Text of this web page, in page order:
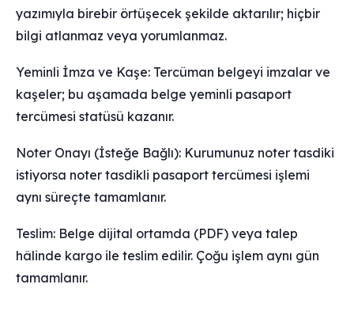
yazımıyla birebir örtüşecek şekilde aktarılır; hiçbir
bilgi atlanmaz veya yorumlanmaz.
Yeminli İmza ve Kaşe: Tercüman belgeyi imzalar ve
kaşeler; bu aşamada belge yeminli pasaport
tercümesi statüsü kazanır.
Noter Onayı (İsteğe Bağlı): Kurumunuz noter tasdiki
istiyorsa noter tasdikli pasaport tercümesi işlemi
aynı süreçte tamamlanır.
Teslim: Belge dijital ortamda (PDF) veya talep
hâlinde kargo ile teslim edilir. Çoğu işlem aynı gün
tamamlanır.